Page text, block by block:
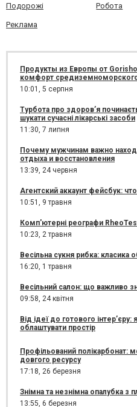
Подорожі Робота
Реклама
Продукты из Европы от
комфорт
10:01, 5 серпня
Турбота про здоров’я
шукати сучасні лікарські засоби
11:30, 7 липня
Почему мужчинам важно
отдыха и восстановления
13:39, 24 червня
Агентский аккаунт фейсбук:
10:51, 9 травня
Комп'ютерні реографи
10:23, 2 травня
Весільна сукня рибка: класика
16:20, 1 травня
Весільний салон: що важливо
09:58, 24 квітня
Від ідеї до готового
облаштувати простір
Профільований полікарбонат:
довгого ресурсу
17:18, 26 березня
Знімна та незнімна опалубка з
13:55, 6 березня